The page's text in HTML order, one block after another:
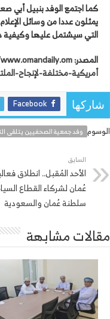
كما اجتمع الوفد بنبيل أبي
يمثلون عددا من وسائل
التي سيشتمل عليها وكيفية
المصدر:
أمريكية-مختلفة-لإنجاح-
شاركها Facebook
الوسوم وفد جمعية الصحفيين يتلقى
السابق
الأحد المُقبل.. انطلاق
عُمان لشركاء القطاع
سلطنة عُمان والسعودية
مقالات مشابهة